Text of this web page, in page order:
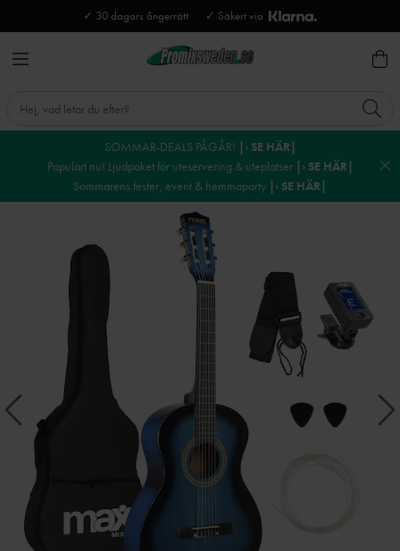
✓ 30 dagars ångerrätt ✓ Säkert via
SOMMAR-DEALS PÅGÅR! |› SE HÄR|
Populärt nu! Ljudpaket för uteservering & uteplatser |› SE HÄR|
Sommarens fester, event & hemmaparty |› SE HÄR|